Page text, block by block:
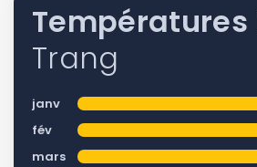
Températures
Trang
janv
fév
mars